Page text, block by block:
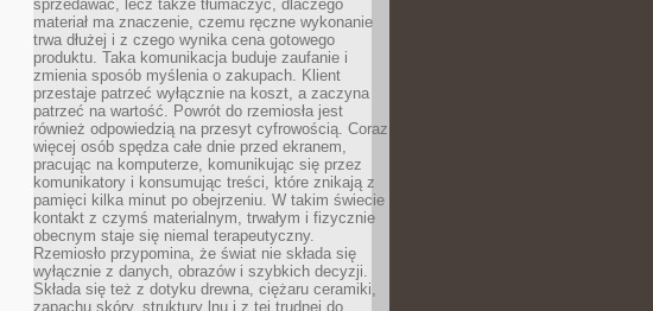
sprzedawać, lecz także tłumaczyć, dlaczego
materiał ma znaczenie, czemu ręczne wykonanie
trwa dłużej i z czego wynika cena gotowego
produktu. Taka komunikacja buduje zaufanie i
zmienia sposób myślenia o zakupach. Klient
przestaje patrzeć wyłącznie na koszt, a zaczyna
patrzeć na wartość. Powrót do rzemiosła jest
również odpowiedzią na przesyt cyfrowością. Coraz
więcej osób spędza całe dnie przed ekranem,
pracując na komputerze, komunikując się przez
komunikatory i konsumując treści, które znikają z
pamięci kilka minut po obejrzeniu. W takim świecie
kontakt z czymś materialnym, trwałym i fizycznie
obecnym staje się niemal terapeutyczny.
Rzemiosło przypomina, że świat nie składa się
wyłącznie z danych, obrazów i szybkich decyzji.
Składa się też z dotyku drewna, ciężaru ceramiki,
zapachu skóry, struktury lnu i z tej trudnej do